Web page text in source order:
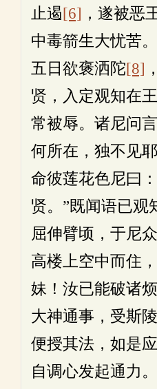
止遏[6] ，遂被恶
中毒箭生大忧苦
五日欲褒洒陀[8]
贤，入定观知在
常被辱。诸尼问
何所在，独不见
命彼莲花色尼曰
贤。”既闻语已观
屈伸臂顷，于尼
高楼上空中而住
妹！汝已能破诸
大神通事，受斯
便授其法，如是
自调心发起通力